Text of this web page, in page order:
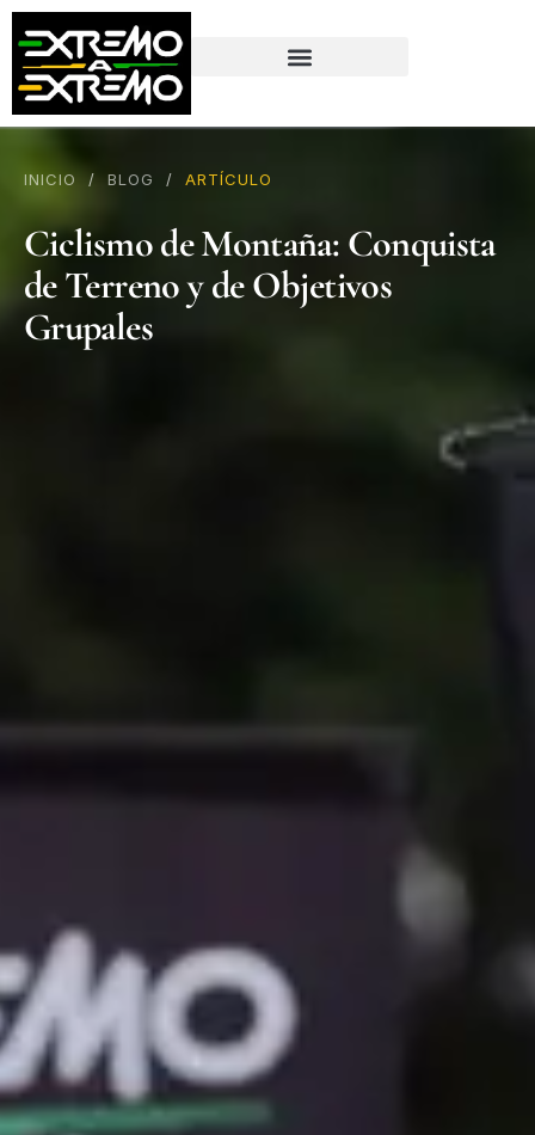
contenido
INICIO / BLOG / ARTÍCULO
Ciclismo de Montaña: Conquista
de Terreno y de Objetivos
Grupales